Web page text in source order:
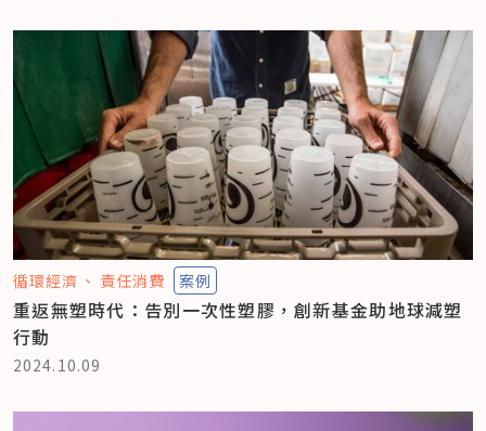
循環經濟 責任消費 案例
重返無塑時代：告別一次性塑膠，創新基金助地球減塑
行動
2024.10.09